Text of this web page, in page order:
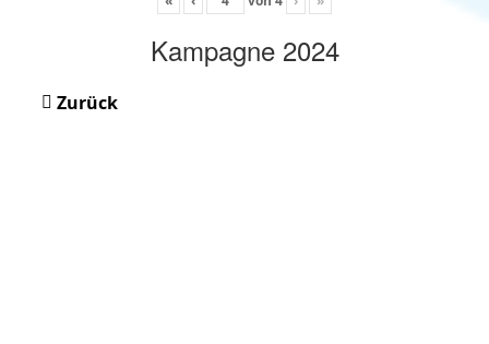
Kampagne 2024
Zurück